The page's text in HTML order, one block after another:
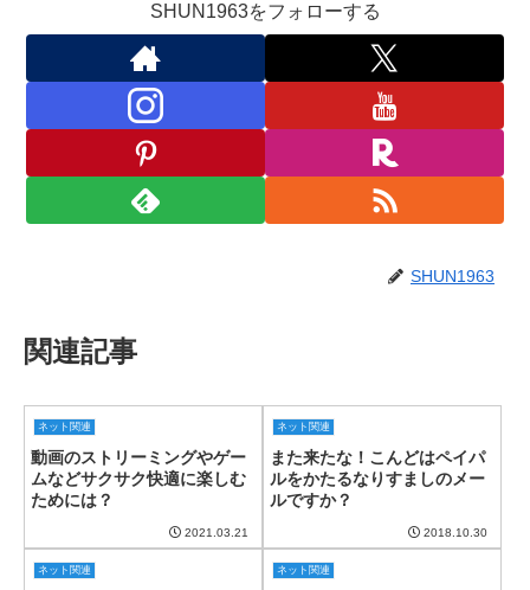
SHUN1963をフォローする
SHUN1963
関連記事
ネット関連
動画のストリーミングやゲー
ムなどサクサク快適に楽しむ
ためには？
2021.03.21
ネット関連
また来たな！こんどはペイパ
ルをかたるなりすましのメー
ルですか？
2018.10.30
ネット関連 ネット関連